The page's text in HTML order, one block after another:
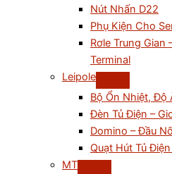
Nút Nhấn D22
Phụ Kiện Cho
Rơle Trung Gian
Terminal
Leipole
Bộ Ổn Nhiệt, Độ
Đèn Tủ Điện –
Domino – Đầu
Quạt Hút Tủ
MT